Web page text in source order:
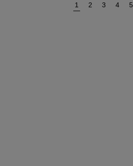
1 2 3 4 5